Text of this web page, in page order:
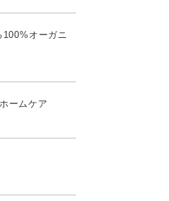
オーガニ
ームケア